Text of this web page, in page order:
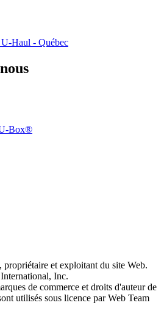
U-Haul - Québec
U-Box®
propriétaire et exploitant du site Web.
International, Inc.
de commerce et droits d'auteur de
utilisés sous licence par Web Team